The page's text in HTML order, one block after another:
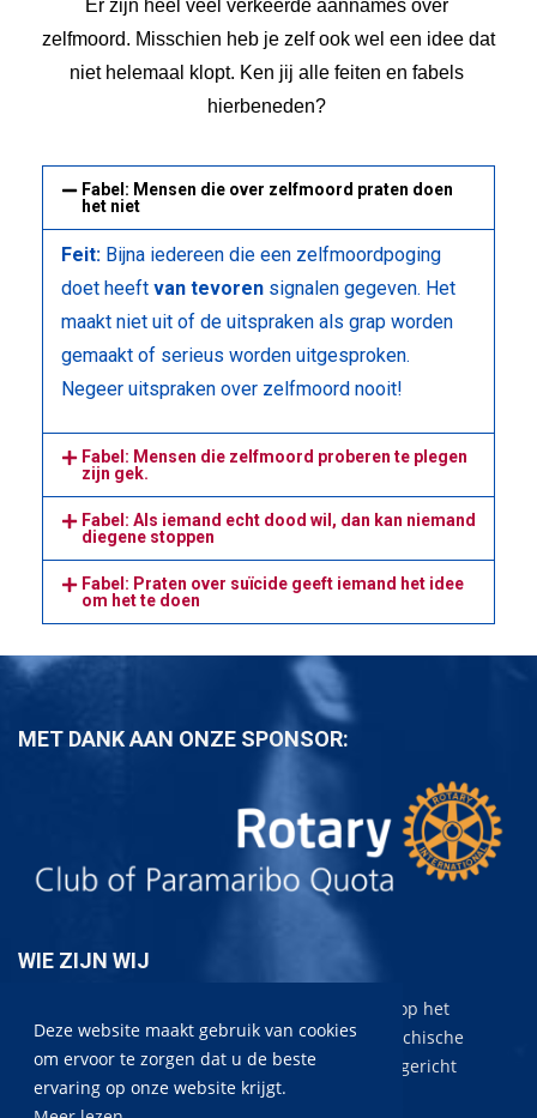
Deze website maakt gebruik van cookies
om ervoor te zorgen dat u de beste
ervaring op onze website krijgt.
Er zijn heel veel verkeerde aannames over
zelfmoord. Misschien heb je zelf ook wel een idee dat
niet helemaal klopt. Ken jij alle feiten en fabels
hierbeneden?
Fabel: Mensen die over zelfmoord praten doen
het niet
Feit: Bijna iedereen die een zelfmoordpoging
doet heeft van tevoren signalen gegeven. Het
maakt niet uit of de uitspraken als grap worden
gemaakt of serieus worden uitgesproken.
Negeer uitspraken over zelfmoord nooit!
Fabel: Mensen die zelfmoord proberen te plegen
zijn gek.
Fabel: Als iemand echt dood wil, dan kan niemand
diegene stoppen
Fabel: Praten over suïcide geeft iemand het idee
om het te doen
MET DANK AAN ONZE SPONSOR:
WIE ZIJN WIJ
is gericht op het
voorkomen, verminderen en tenietdoen van psychische
problematiek. In het bijzonder zal de aandacht gericht
worden op suïcidepreventie.